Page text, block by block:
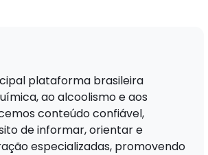
plataforma brasileira
ao alcoolismo e aos
conteúdo confiável,
de informar, orientar e
especializadas, promovendo